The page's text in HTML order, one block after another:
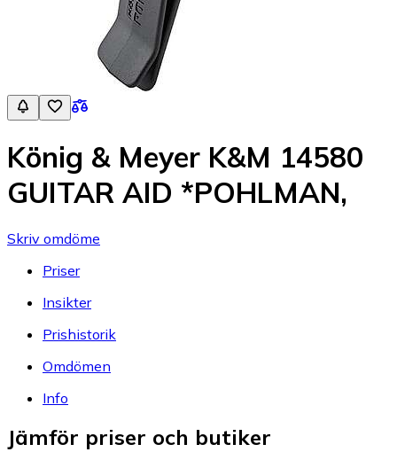
König & Meyer K&M 14580
GUITAR AID *POHLMAN,
Skriv omdöme
Priser
Insikter
Prishistorik
Omdömen
Info
Jämför priser och butiker